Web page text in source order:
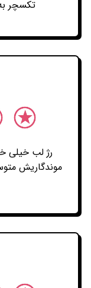
تکسچر
رژ لب خیلی
موندگاریش